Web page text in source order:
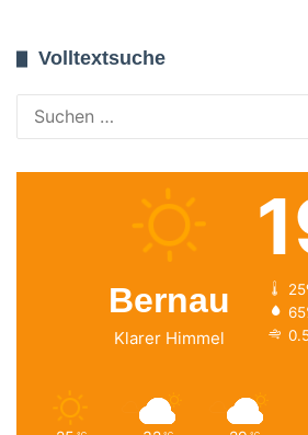
Volltextsuche
Bernau
Klarer Himmel